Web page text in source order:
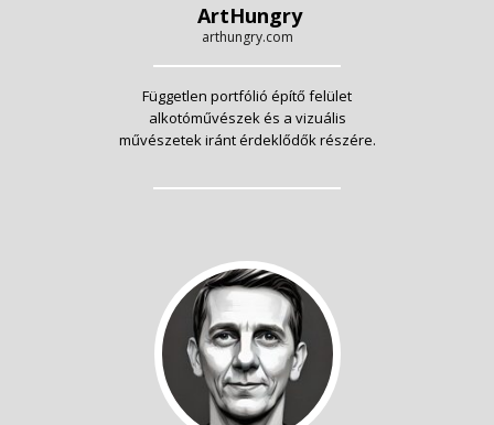
ArtHungry
arthungry.com
Független portfólió építő felület
alkotóművészek és a vizuális
művészetek iránt érdeklődők részére.